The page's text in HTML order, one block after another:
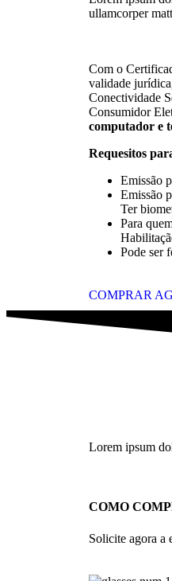
ullamcorper
Com o
validade
Conectividade
Consumidor
computador e
Requesitos
Emissão
Emissão
Ter
Para
Pode ser
COMPRAR
Lorem ipsum
COMO
Solicite agora a